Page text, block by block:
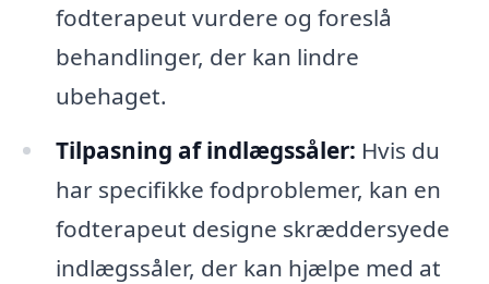
fodterapeut vurdere og foreslå
behandlinger, der kan lindre
ubehaget.
Tilpasning af indlægssåler: Hvis du
har specifikke fodproblemer, kan en
fodterapeut designe skræddersyede
indlægssåler, der kan hjælpe med at